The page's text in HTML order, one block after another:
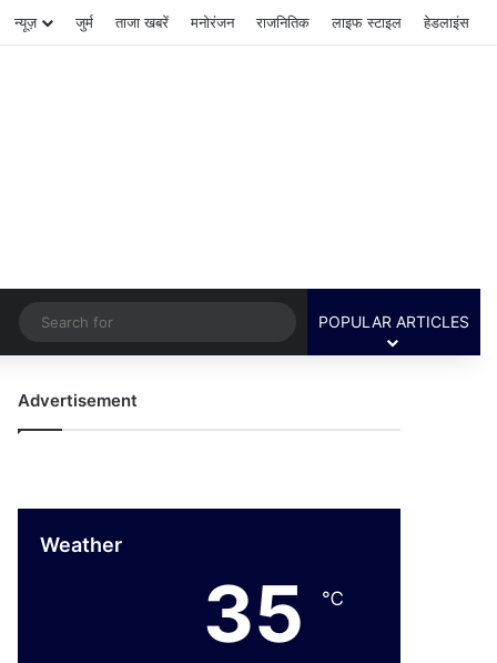
न्यूज़ जुर्म ताजा खबरें मनोरंजन राजनितिक लाइफ स्टाइल हेडलाइंस
Switch skin
Search
for
POPULAR ARTICLES
Advertisement
Weather
35 ℃